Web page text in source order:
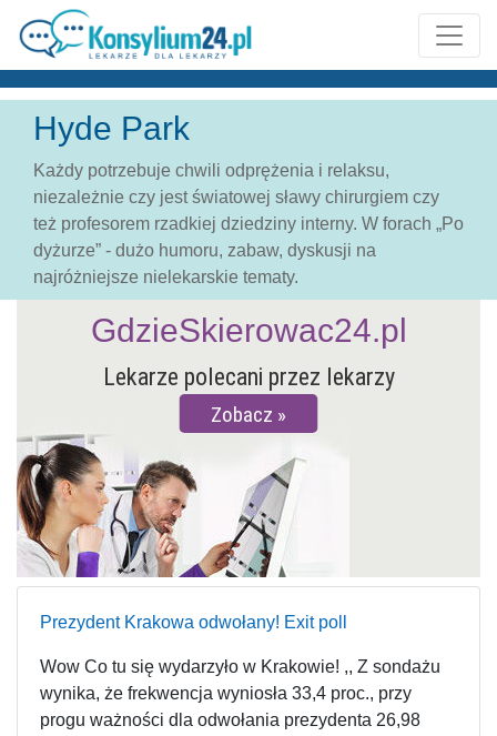
Hyde Park
Każdy potrzebuje chwili odprężenia i relaksu,
niezależnie czy jest światowej sławy chirurgiem czy
też profesorem rzadkiej dziedziny interny. W forach „Po
dyżurze” - dużo humoru, zabaw, dyskusji na
najróżniejsze nielekarskie tematy.
Lekarze polecani przez lekarzy
Zobacz
GdzieSkierowac24.pl
Prezydent Krakowa odwołany! Exit poll
Wow Co tu się wydarzyło w Krakowie! ,, Z sondażu
wynika, że frekwencja wyniosła 33,4 proc., przy
progu ważności dla odwołania prezydenta 26,98